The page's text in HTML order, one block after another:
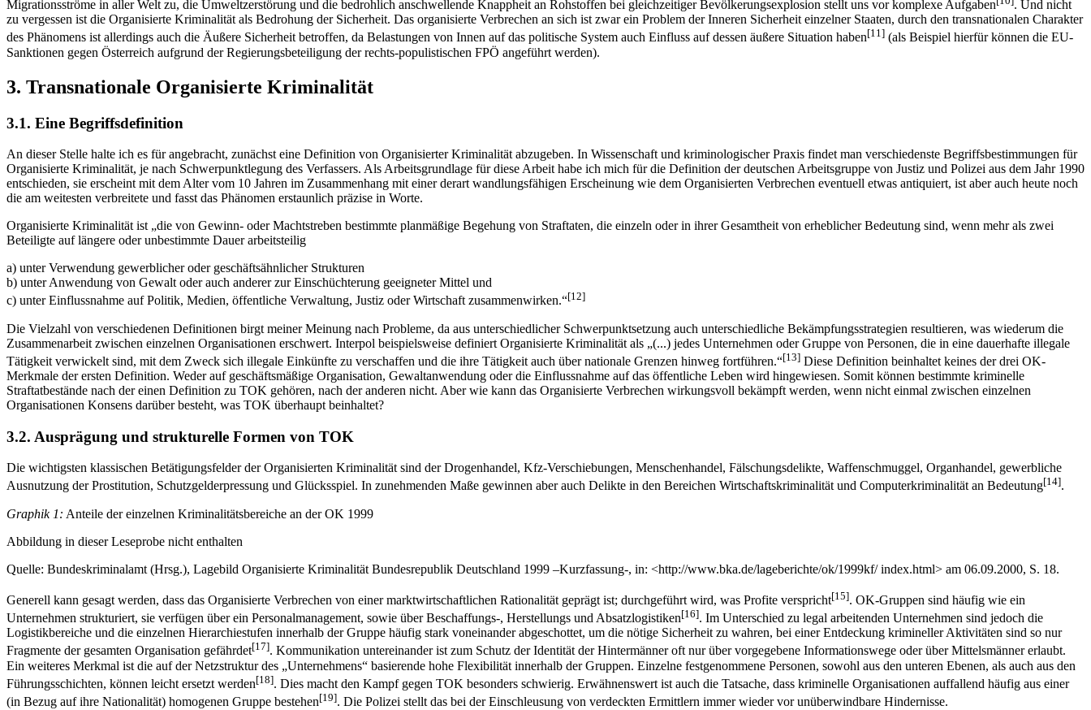
Migrationsströme in aller Welt zu, die Umweltzerstörung und die bedrohlich anschwellende Knappheit an Rohstoffen bei gleichzeitiger Bevölkerungsexplosion stellt uns vor komplexe Aufgaben
. Und nicht
zu vergessen ist die Organisierte Kriminalität als Bedrohung der Sicherheit. Das organisierte Verbrechen an sich ist zwar ein Problem der Inneren Sicherheit einzelner Staaten, durch den transnationalen Charakter
des Phänomens ist allerdings auch die Äußere Sicherheit betroffen, da Belastungen von Innen auf das politische System auch Einfluss auf dessen äußere Situation haben[11] (als Beispiel hierfür können die EU-
Sanktionen gegen Österreich aufgrund der Regierungsbeteiligung der rechts-populistischen FPÖ angeführt werden).
3. Transnationale Organisierte Kriminalität
3.1. Eine Begriffsdefinition
An dieser Stelle halte ich es für angebracht, zunächst eine Definition von Organisierter Kriminalität abzugeben. In Wissenschaft und kriminologischer Praxis findet man verschiedenste Begriffsbestimmungen für
Organisierte Kriminalität, je nach Schwerpunktlegung des Verfassers. Als Arbeitsgrundlage für diese Arbeit habe ich mich für die Definition der deutschen Arbeitsgruppe von Justiz und Polizei aus dem Jahr 1990
entschieden, sie erscheint mit dem Alter vom 10 Jahren im Zusammenhang mit einer derart wandlungsfähigen Erscheinung wie dem Organisierten Verbrechen eventuell etwas antiquiert, ist aber auch heute noch
die am weitesten verbreitete und fasst das Phänomen erstaunlich präzise in Worte.
Organisierte Kriminalität ist „die von Gewinn- oder Machtstreben bestimmte planmäßige Begehung von Straftaten, die einzeln oder in ihrer Gesamtheit von erheblicher Bedeutung sind, wenn mehr als zwei
Beteiligte auf längere oder unbestimmte Dauer arbeitsteilig
a) unter Verwendung gewerblicher oder geschäftsähnlicher Strukturen
b) unter Anwendung von Gewalt oder auch anderer zur Einschüchterung geeigneter Mittel und
c) unter Einflussnahme auf Politik, Medien, öffentliche Verwaltung, Justiz oder Wirtschaft zusammenwirken.“[12]
Die Vielzahl von verschiedenen Definitionen birgt meiner Meinung nach Probleme, da aus unterschiedlicher Schwerpunktsetzung auch unterschiedliche Bekämpfungsstrategien resultieren, was wiederum die
Zusammenarbeit zwischen einzelnen Organisationen erschwert. Interpol beispielsweise definiert Organisierte Kriminalität als „(...) jedes Unternehmen oder Gruppe von Personen, die in eine dauerhafte illegale
Tätigkeit verwickelt sind, mit dem Zweck sich illegale Einkünfte zu verschaffen und die ihre Tätigkeit auch über nationale Grenzen hinweg fortführen.“[13] Diese Definition beinhaltet keines der drei OK-
Merkmale der ersten Definition. Weder auf geschäftsmäßige Organisation, Gewaltanwendung oder die Einflussnahme auf das öffentliche Leben wird hingewiesen. Somit können bestimmte kriminelle
Straftatbestände nach der einen Definition zu TOK gehören, nach der anderen nicht. Aber wie kann das Organisierte Verbrechen wirkungsvoll bekämpft werden, wenn nicht einmal zwischen einzelnen
Organisationen Konsens darüber besteht, was TOK überhaupt beinhaltet?
3.2. Ausprägung und strukturelle Formen von TOK
Die wichtigsten klassischen Betätigungsfelder der Organisierten Kriminalität sind der Drogenhandel, Kfz-Verschiebungen, Menschenhandel, Fälschungsdelikte, Waffenschmuggel, Organhandel, gewerbliche
Ausnutzung der Prostitution, Schutzgelderpressung und Glücksspiel. In zunehmenden Maße gewinnen aber auch Delikte in den Bereichen Wirtschaftskriminalität und Computerkriminalität an Bedeutung[14].
Graphik 1: Anteile der einzelnen Kriminalitätsbereiche an der OK 1999
Abbildung in dieser Leseprobe nicht enthalten
Quelle: Bundeskriminalamt (Hrsg.), Lagebild Organisierte Kriminalität Bundesrepublik Deutschland 1999 –Kurzfassung-, in: <http://www.bka.de/lageberichte/ok/1999kf/ index.html> am 06.09.2000, S. 18.
Generell kann gesagt werden, dass das Organisierte Verbrechen von einer marktwirtschaftlichen Rationalität geprägt ist; durchgeführt wird, was Profite verspricht[15]. OK-Gruppen sind häufig wie ein
Unternehmen strukturiert, sie verfügen über ein Personalmanagement, sowie über Beschaffungs-, Herstellungs und Absatzlogistiken[16]. Im Unterschied zu legal arbeitenden Unternehmen sind jedoch die
Logistikbereiche und die einzelnen Hierarchiestufen innerhalb der Gruppe häufig stark voneinander abgeschottet, um die nötige Sicherheit zu wahren, bei einer Entdeckung krimineller Aktivitäten sind so nur
Fragmente der gesamten Organisation gefährdet[17]. Kommunikation untereinander ist zum Schutz der Identität der Hintermänner oft nur über vorgegebene Informationswege oder über Mittelsmänner erlaubt.
Ein weiteres Merkmal ist die auf der Netzstruktur des „Unternehmens“ basierende hohe Flexibilität innerhalb der Gruppen. Einzelne festgenommene Personen, sowohl aus den unteren Ebenen, als auch aus den
Führungsschichten, können leicht ersetzt werden[18]. Dies macht den Kampf gegen TOK besonders schwierig. Erwähnenswert ist auch die Tatsache, dass kriminelle Organisationen auffallend häufig aus einer
(in Bezug auf ihre Nationalität) homogenen Gruppe bestehen[19]. Die Polizei stellt das bei der Einschleusung von verdeckten Ermittlern immer wieder vor unüberwindbare Hindernisse.